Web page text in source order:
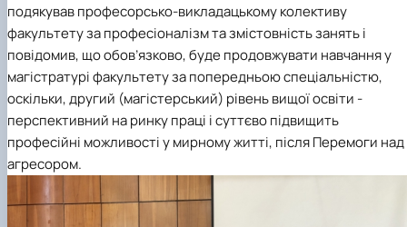
подякував професорсько-викладацькому колективу
факультету за професіоналізм та змістовність занять і
повідомив, що обов’язково, буде продовжувати навчання у
магістратурі факультету за попередньою спеціальністю,
оскільки, другий (магістерський) рівень вищої освіти -
перспективний на ринку праці і суттєво підвищить
професійні можливості у мирному житті, після Перемоги над
агресором.